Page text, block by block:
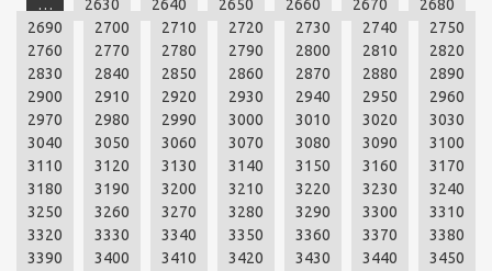
…
2630 2640 2650 2660 2670
2680
2690
2700 2710 2720 2730 2740
2750
2760
2770 2780 2790 2800 2810
2820
2830
2840 2850 2860 2870 2880
2890
2900
2910 2920 2930 2940 2950
2960
2970
2980 2990 3000 3010 3020
3030
3040
3050 3060 3070 3080 3090
3100
3110
3120 3130 3140 3150 3160
3170
3180
3190 3200 3210 3220 3230
3240
3250
3260 3270 3280 3290 3300
3310
3320
3330 3340 3350 3360 3370
3380
3390
3400 3410 3420 3430 3440
3450